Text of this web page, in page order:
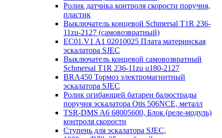
Ролик датчика контроля скорости поручня,
пластик
Выключатель концевой Schmersal T1R 236-
11zu-2127 (самовозвратный)
EC01.V1 A1 02010025 Плата материнская
эскалатора SJEC
Выключатель концевой самовозвратный
Schmersal T1R 236-11zu u180-2127
BRA450 Тормоз электромагнитный
эскалатора SJEC
Ролик огибающей батареи балюстрады
поручня эскалатора Otis 506NCE, металл
TSR-DMS A6 68005600, Блок (реле-модуль)
контроля скорости
Ступень для эскалатора SJEC,